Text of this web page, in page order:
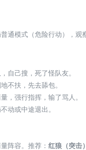
通模式（危险行动），观
，自己搜，死了怪队友。
不扶，先去舔包。
量，强行指挥，输了骂人。
不动或中途退出。
阵容。推荐：红狼（突击